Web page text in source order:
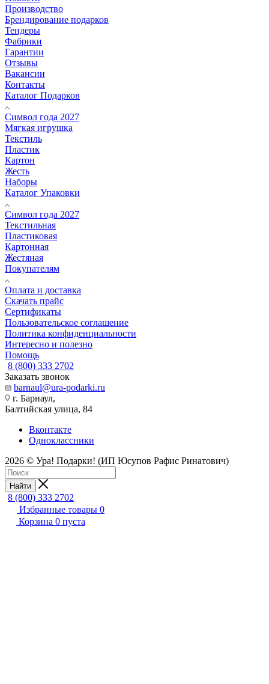
Производство
Брендирование подарков
Тендеры
Фабрики
Гарантии
Отзывы
Вакансии
Контакты
Каталог Подарков
Символ года 2027
Мягкая игрушка
Текстиль
Пластик
Картон
Жесть
Наборы
Каталог Упаковки
Символ года 2027
Текстильная
Пластиковая
Картонная
Жестяная
Покупателям
Оплата и доставка
Скачать прайс
Сертификаты
Пользовательское соглашение
Политика конфиденциальности
Интересно и полезно
Помощь
8 (800) 333 2702
Заказать звонок
barnaul@ura-podarki.ru
г. Барнаул,
Балтийская улица, 84
Вконтакте
Одноклассники
2026 © Ура! Подарки! (ИП Юсупов Рафис Ринатович)
Найти
8 (800) 333 2702
Избранные товары 0
Корзина 0 пуста